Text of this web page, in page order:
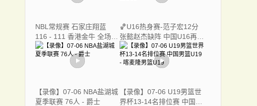
NBL常规赛 石家庄翔蓝
116 - 111 香港金牛 全场集
锦
🏀U16热身赛-范子宏12分
张懿赵杰缺阵 中国U16再负
澳大利亚U16
【录像】07-06 NBA盐湖城
夏季联赛 76人 - 爵士
【录像】07-06 U19男篮世
界杯13-14名排位赛 中国男